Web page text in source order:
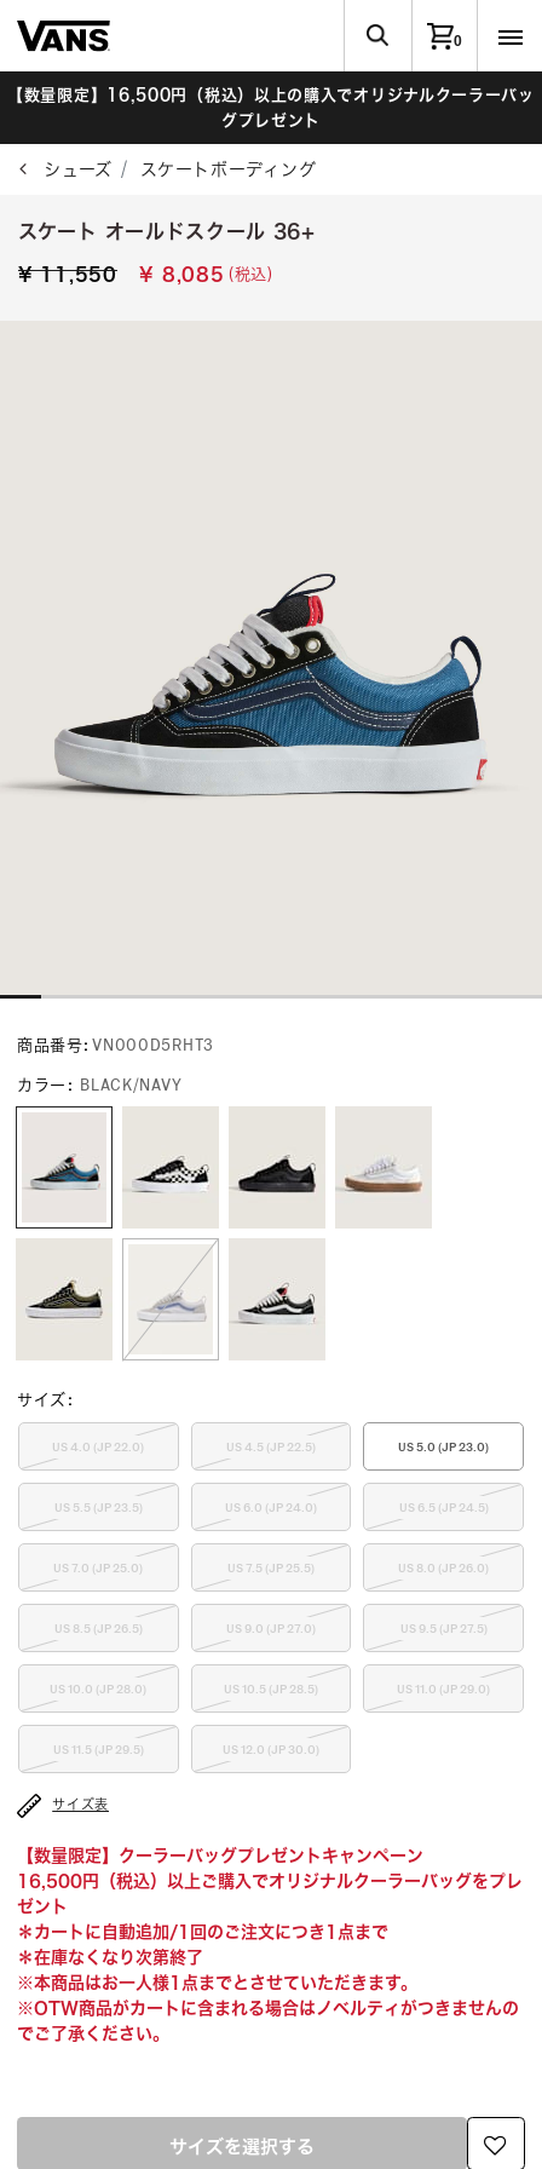
0
【数量限定】16,500円（税込）以上の購入でオリジナルクーラーバッ
グプレゼント
シューズ スケートボーディング
スケート オールドスクール 36+
Price reduced from
¥ 11,550to ¥ 8,085 (税込)
商品番号:VN000D5RHT3
カラー: BLACK/NAVY
サイズ:
US 4.0 (JP 22.0) US 4.5 (JP 22.5) US 5.0 (JP 23.0)
US 5.5 (JP 23.5) US 6.0 (JP 24.0) US 6.5 (JP 24.5)
US 7.0 (JP 25.0) US 7.5 (JP 25.5) US 8.0 (JP 26.0)
US 8.5 (JP 26.5) US 9.0 (JP 27.0) US 9.5 (JP 27.5)
US 10.0 (JP 28.0) US 10.5 (JP 28.5) US 11.0 (JP 29.0)
US 11.5 (JP 29.5) US 12.0 (JP 30.0)
サイズ表
【数量限定】クーラーバッグプレゼントキャンペーン
16,500円（税込）以上ご購入でオリジナルクーラーバッグをプレ
ゼント
＊カートに自動追加/1回のご注文につき1点まで
＊在庫なくなり次第終了
※本商品はお一人様1点までとさせていただきます。
※OTW商品がカートに含まれる場合はノベルティがつきませんの
でご了承ください。
サイズを選択する